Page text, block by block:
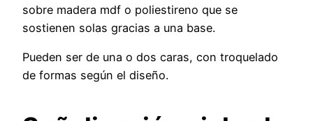
sobre madera mdf o poliestireno que se
sostienen solas gracias a una base.
Pueden ser de una o dos caras, con troquelado
de formas según el diseño.